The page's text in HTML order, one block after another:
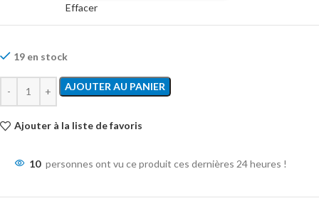
Effacer
19 en stock
AJOUTER AU PANIER
Ajouter à la liste de favoris
10 personnes ont vu ce produit ces dernières 24 heures !